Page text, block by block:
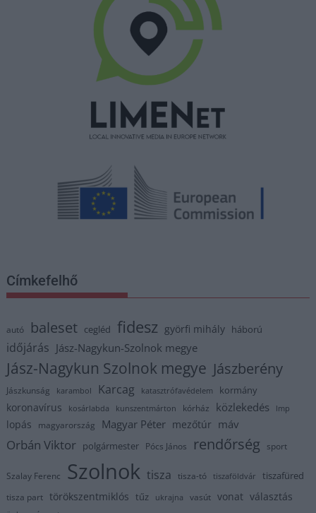
Címkefelhő
autó baleset cegléd fidesz györfi mihály háború
időjárás Jász-Nagykun-Szolnok megye
Jász-Nagykun Szolnok megye Jászberény
Jászkunság karambol Karcag katasztrófavédelem kormány
koronavírus kosárlabda kunszentmárton kórház közlekedés lmp
lopás magyarország Magyar Péter mezőtúr máv
Orbán Viktor polgármester Pócs János rendőrség sport
Szalay Ferenc Szolnok tisza tisza-tó tiszaföldvár tiszafüred
tisza part törökszentmiklós tűz ukrajna vasút vonat választás